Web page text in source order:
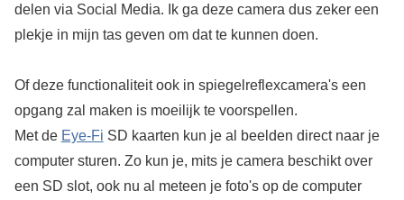
delen via Social Media. Ik ga deze camera dus zeker een
plekje in mijn tas geven om dat te kunnen doen.
Of deze functionaliteit ook in spiegelreflexcamera's een
opgang zal maken is moeilijk te voorspellen.
Met de Eye-Fi SD kaarten kun je al beelden direct naar je
computer sturen. Zo kun je, mits je camera beschikt over
een SD slot, ook nu al meteen je foto's op de computer